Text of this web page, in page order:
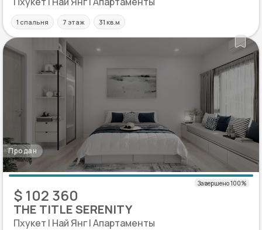
1 спальня 7 этаж 31 кв.м
Продан
$ 102 360
THE TITLE SERENITY
Пхукет | Най Янг | Апартаменты